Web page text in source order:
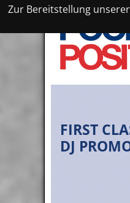
Zur Bereitstellung
FIRST
DJ